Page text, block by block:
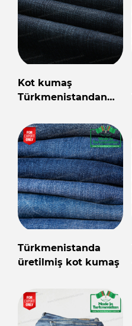
Kot kumaş
Türkmenistandan
Türkmenistanda
üretilmiş kot kumaş